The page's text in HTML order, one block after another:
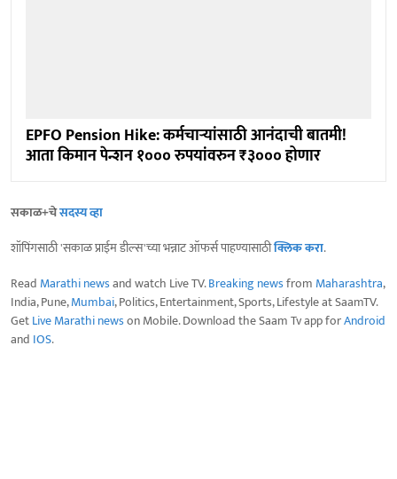
EPFO Pension Hike: कर्मचाऱ्यांसाठी आनंदाची बातमी!
आता किमान पेन्शन १००० रुपयांवरुन ₹३००० होणार
सकाळ+चेसदस्य व्हा
शॉपिंगसाठी 'सकाळ प्राईम डील्स'च्या भन्नाट ऑफर्स पाहण्यासाठीक्लिक करा.
Read Marathi newsand watch Live TV.Breaking newsfrom Maharashtra,
India, Pune,Mumbai, Politics, Entertainment, Sports, Lifestyle at SaamTV.
GetLive Marathi newson Mobile. Download the Saam Tv app forAndroid
and IOS.